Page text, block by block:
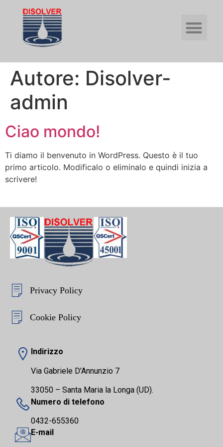
Autore: Disolver-
admin
Ciao mondo!
Ti diamo il benvenuto in WordPress. Questo è il tuo
primo articolo. Modificalo o eliminalo e quindi inizia a
scrivere!
Privacy Policy
Cookie Policy
Indirizzo
Via Gabriele D’Annunzio 7
33050 – Santa Maria la Longa (UD).
Numero di telefono
0432-655360
E-mail